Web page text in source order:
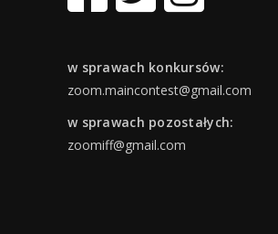
w sprawach konkursów:
zoom.maincontest@gmail.com
w sprawach pozostałych:
zoomiff@gmail.com